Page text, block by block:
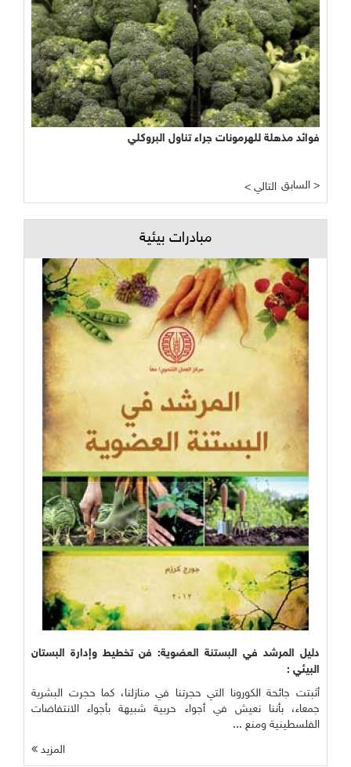
فوائد مذهلة للهرمونات جراء تناول البروكلي
نجاح مبشر وواعد لتجربة الأراضي الرطبة المصطنعة في معالجة
< التالي السابق >
مبادرات بيئية
دليل المرشد في البستنة العضوية: فن تخطيط وإدارة البستان
البيئي :
أثبتت جائحة الكورونا التي حجرتنا في منازلنا، كما حجرت البشرية
جمعاء، بأننا نعيش في أجواء حربية شبيهة بأجواء الانتفاضات
الفلسطينية ومنع ...
المزيد